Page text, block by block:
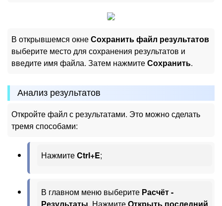
В открывшемся окнеСохранить файл результатов
выберите место для сохранения результатов и
введите имя файла. Затем нажмитеСохранить.
Анализ результатов
Откройте файл с результатами. Это можно сделать
тремя способами:
НажмитеCtrl+E;
В главном меню выберите Расчёт -